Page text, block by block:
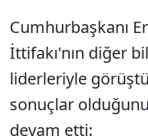
Cumhurbaşkanı
İttifakı'nın diğer
liderleriyle
sonuçlar
devam etti: